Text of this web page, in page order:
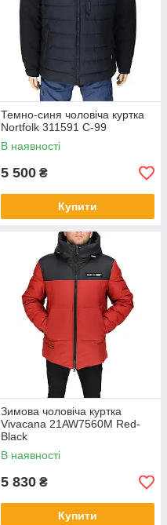
Темно-синя чоловіча куртка
Nortfolk 311591 C-99
В наявності
5 500 ₴
Купити
Зимова чоловіча куртка
Vivacana 21AW7560M Red-
Black
В наявності
5 830 ₴
Купити